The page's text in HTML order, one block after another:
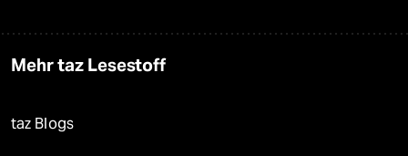
Mehr taz Lesestoff
taz Blogs